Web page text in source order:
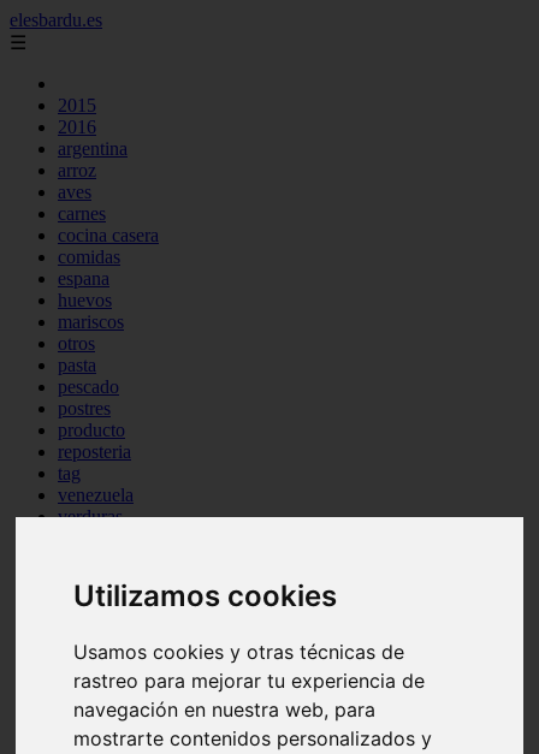
Utilizamos cookies
Usamos cookies y otras técnicas de
rastreo para mejorar tu experiencia de
navegación en nuestra web, para
mostrarte contenidos personalizados y
elesbardu.es
☰
2015
2016
argentina
arroz
aves
carnes
cocina casera
comidas
espana
huevos
mariscos
otros
pasta
pescado
postres
producto
reposteria
tag
venezuela
verduras
Teruel - sarrión
Cádiz - algodonales
Madrid - madrid
Asturias - oviedo
Cádiz - el-puerto-de-santa-maría
Asturias - aller